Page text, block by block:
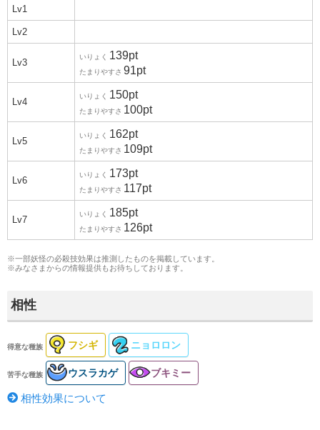
Lv1
Lv2
Lv3
いりょく 139pt
たまりやすさ 91pt
Lv4
いりょく 150pt
たまりやすさ 100pt
Lv5
いりょく 162pt
たまりやすさ 109pt
Lv6
いりょく 173pt
たまりやすさ 117pt
Lv7
いりょく 185pt
たまりやすさ 126pt
※一部妖怪の必殺技効果は推測したものを掲載しています。
※みなさまからの情報提供もお待ちしております。
相性
得意な種族 フシギ ニョロロン
苦手な種族 ウスラカゲ ブキミー
相性効果について